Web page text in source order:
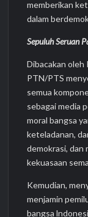
memberikan
dalam
Sepuluh Seruan
Dibacakan oleh
PTN/PTS
semua
sebagai media
moral bangsa
keteladanan,
demokrasi,
kekuasaan
Kemudian,
menjamin
bangsa